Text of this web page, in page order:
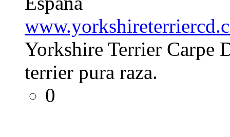
Yorkshire Terrier Carpe
terrier pura raza.
0